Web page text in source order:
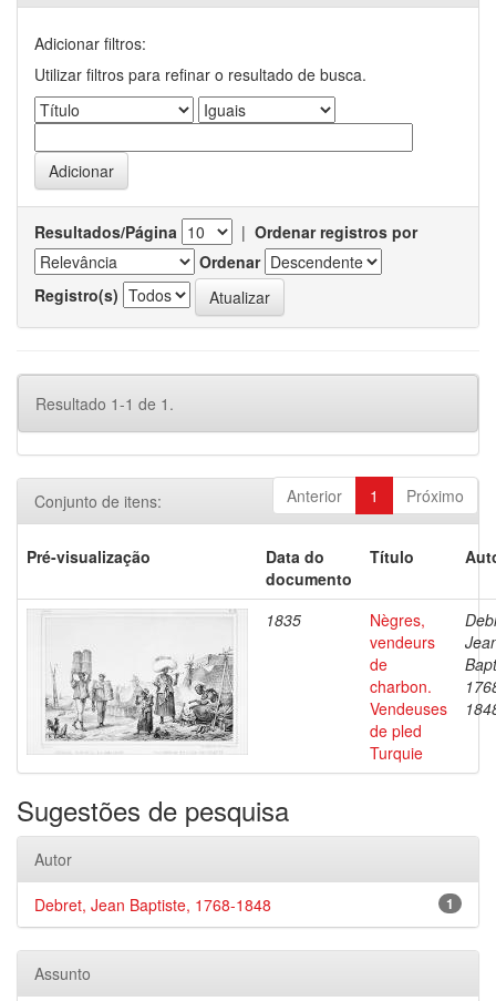
Adicionar filtros:
Utilizar filtros para refinar o resultado de busca.
Resultados/Página | Ordenar registros por
Ordenar
Registro(s)
Resultado 1-1 de 1.
Anterior 1 Próximo
Conjunto de itens:
Pré-visualização
Data do
documento
Título
1835
Nègres,
vendeurs
de
charbon.
Vendeuses
de pled
Turquie
Sugestões de pesquisa
Autor
1
Debret, Jean Baptiste, 1768-1848
Assunto